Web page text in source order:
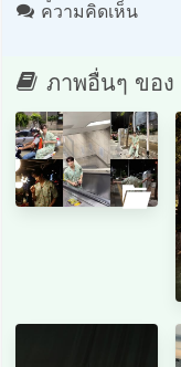
ความคิดเห็น
ภาพอื่นๆ ของ